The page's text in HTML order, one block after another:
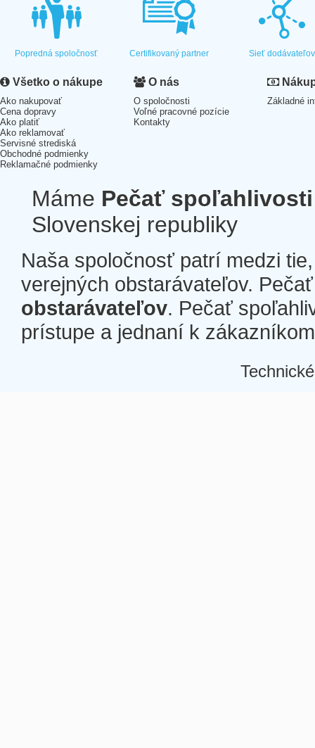
Popredná spoločnosť Certifikovaný partner Sieť dodávateľov
Všetko o nákupe
Ako nakupovať
Cena dopravy
Ako platiť
Ako reklamovať
Servisné strediská
Obchodné podmienky
Reklamačné podmienky
O nás
O spoločnosti
Voľné pracovné pozície
Kontakty
Základné
Máme Pečať spoľahlivosti
Slovenskej republiky
Naša spoločnosť patrí medzi
verejných obstarávateľov.
obstarávateľov. Pečať
prístupe a jednaní k